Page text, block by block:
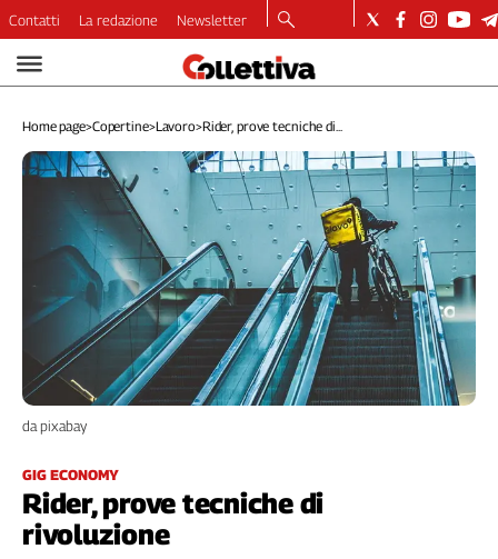
Video
Dirette
Longform
Lavoro
Ambiente
Diritti
Italia
Internazionale
Culture
Categorie
Filcams
Filctem
Contatti La redazione Newsletter
Home page>Copertine>Lavoro>Rider, prove tecniche di...
GIG ECONOMY
Rider, prove tecniche di
rivoluzione
da pixabay